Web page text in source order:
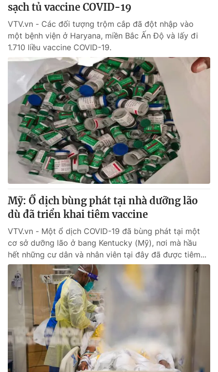
sạch tủ vaccine COVID-19
VTV.vn - Các đối tượng trộm cắp đã đột nhập vào
một bệnh viện ở Haryana, miền Bắc Ấn Độ và lấy đi
1.710 liều vaccine COVID-19.
Mỹ: Ổ dịch bùng phát tại nhà dưỡng lão
dù đã triển khai tiêm vaccine
VTV.vn - Một ổ dịch COVID-19 đã bùng phát tại một
cơ sở dưỡng lão ở bang Kentucky (Mỹ), nơi mà hầu
hết những cư dân và nhân viên tại đây đã được tiêm...